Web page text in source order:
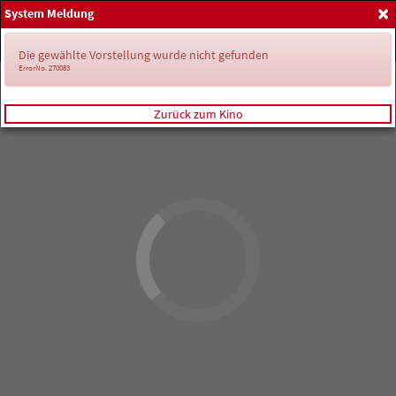
Home
Anmelden
×
System Meldung
Die gewählte Vorstellung wurde nicht gefunden
ErrorNo. 270083
Zurück zum Kino